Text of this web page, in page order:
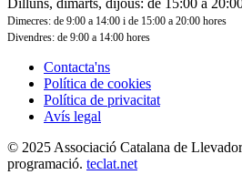
Dilluns, dimarts, dijous: de 15:00 a
Dimecres: de 9:00 a 14:00 i de 15:00 a 20:00 hores
Divendres: de 9:00 a 14:00 hores
Contacta'ns
Política de cookies
Política de privacitat
Avís legal
© 2025 Associació Catalana de
programació. teclat.net